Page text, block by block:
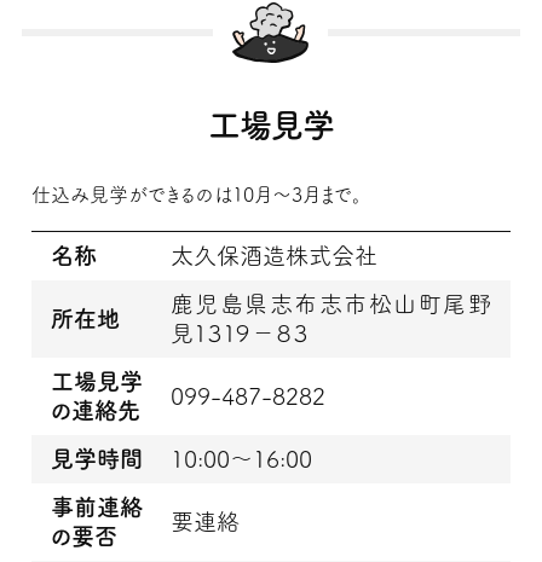
工場見学
仕込み見学ができるのは10月～3月まで。
名称 太久保酒造株式会社
所在地
鹿児島県志布志市松山町尾野
見１３１９－８３
工場見学
の連絡先
099-487-8282
見学時間 10:00～16:00
事前連絡
の要否
要連絡